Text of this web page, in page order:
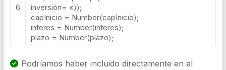
6
inversión= «));
capInicio = Number(capInicio);
interes = Number(interes);
plazo = Number(plazo);
Podríamos haber incluido directamente en el